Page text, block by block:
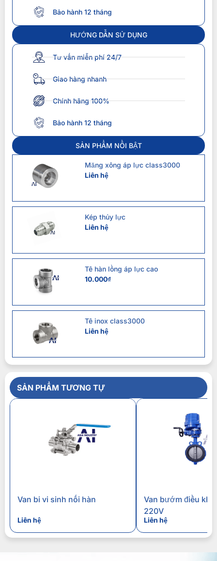
Bảo hành 12 tháng
HƯỚNG DẪN SỬ DỤNG
Tư vấn miễn phí 24/7
Giao hàng nhanh
Chính hãng 100%
Bảo hành 12 tháng
SẢN PHẨM NỔI BẬT
Măng xông áp lực class3000
Liên hệ
Kép thủy lực
Liên hệ
Tê hàn lồng áp lực cao
10.000₫
Tê inox class3000
Liên hệ
SẢN PHẨM TƯƠNG TỰ
Van bi vi sinh nối hàn
Liên hệ
Van bướm điều
220V
Liên hệ